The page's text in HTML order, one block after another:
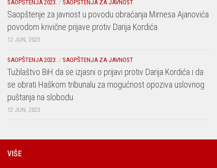
SAOPŠTENJA 2023. / SAOPŠTENJA ZA JAVNOST
Saopštenje za javnost u povodu obraćanja Mirnesa Ajanovića
povodom krivične prijave protiv Darija Kordića
12 JUN, 2023
SAOPŠTENJA 2023. / SAOPŠTENJA ZA JAVNOST
Tužilaštvo BiH da se izjasni o prijavi protiv Darija Kordića i da
se obrati Haškom tribunalu za mogućnost opoziva uslovnog
puštanja na slobodu
12 JUN, 2023
VIŠE